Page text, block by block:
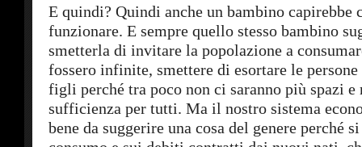
E quindi? Quindi anche un bambino capirebbe
funzionare. E sempre quello stesso bambino
smetterla di invitare la popolazione a
fossero infinite, smettere di esortare le
figli perché tra poco non ci saranno più spazi e
sufficienza per tutti. Ma il nostro sistema
bene da suggerire una cosa del genere perché